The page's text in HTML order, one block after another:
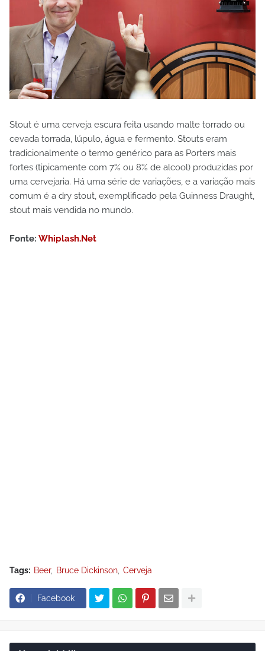
Stout é uma cerveja escura feita usando malte torrado ou
cevada torrada, lúpulo, água e fermento. Stouts eram
tradicionalmente o termo genérico para as Porters mais
fortes (tipicamente com 7% ou 8% de alcool) produzidas por
uma cervejaria. Há uma série de variações, e a variação mais
comum é a dry stout, exemplificado pela Guinness Draught,
stout mais vendida no mundo.
Fonte: Whiplash.Net
Tags: Beer Bruce Dickinson Cerveja
Facebook